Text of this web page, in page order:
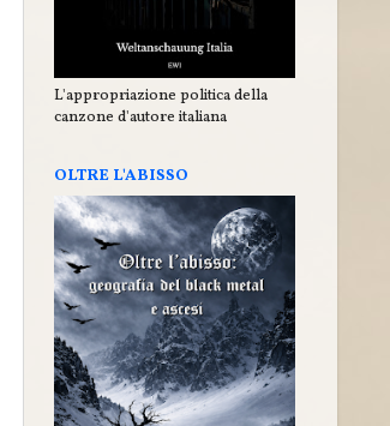
L'appropriazione politica della
canzone d'autore italiana
OLTRE L'ABISSO